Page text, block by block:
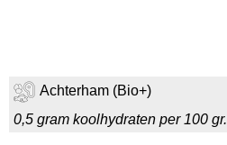
Achterham (Bio+)
0,5 gram koolhydraten per 100 gr.